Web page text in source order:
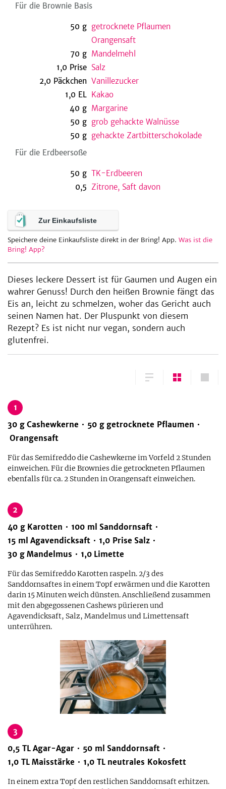
Für die Brownie Basis
50 g getrocknete Pflaumen
Orangensaft
70 g Mandelmehl
1,0 Prise Salz
2,0 Päckchen Vanillezucker
1,0 EL Kakao
40 g Margarine
50 g grob gehackte Walnüsse
50 g gehackte Zartbitterschokolade
Für die Erdbeersoße
50 g TK-Erdbeeren
0,5 Zitrone, Saft davon
Zur Einkaufsliste
Speichere deine Einkaufsliste direkt in der Bring! App. Was ist die
Bring! App?
Dieses leckere Dessert ist für Gaumen und Augen ein
wahrer Genuss! Durch den heißen Brownie fängt das
Eis an, leicht zu schmelzen, woher das Gericht auch
seinen Namen hat. Der Pluspunkt von diesem
Rezept? Es ist nicht nur vegan, sondern auch
glutenfrei.
1
30 g Cashewkerne 50 g getrocknete Pflaumen
Orangensaft
Für das Semifreddo die Cashewkerne im Vorfeld 2 Stunden
einweichen. Für die Brownies die getrockneten Pflaumen
ebenfalls für ca. 2 Stunden in Orangensaft einweichen.
2
40 g Karotten 100 ml Sanddornsaft
15 ml Agavendicksaft 1,0 Prise Salz
30 g Mandelmus 1,0 Limette
Für das Semifreddo Karotten raspeln. 2/3 des
Sanddornsaftes in einem Topf erwärmen und die Karotten
darin 15 Minuten weich dünsten. Anschließend zusammen
mit den abgegossenen Cashews pürieren und
Agavendicksaft, Salz, Mandelmus und Limettensaft
unterrühren.
3
0,5 TL Agar-Agar 50 ml Sanddornsaft
1,0 TL Maisstärke 1,0 TL neutrales Kokosfett
In einem extra Topf den restlichen Sanddornsaft erhitzen.